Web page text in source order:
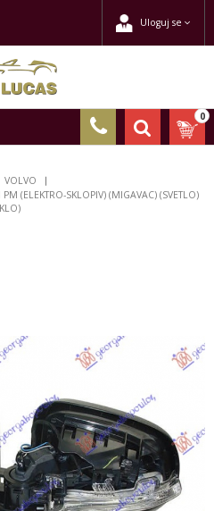
Uloguj se
0
VOLVO
(ELEKTRO-SKLOPIV) (MIGAVAC) (SVETLO)